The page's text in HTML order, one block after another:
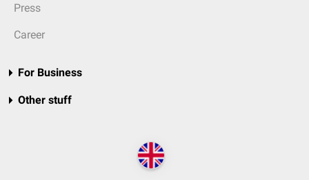
Press
Career
For Business
Other stuff